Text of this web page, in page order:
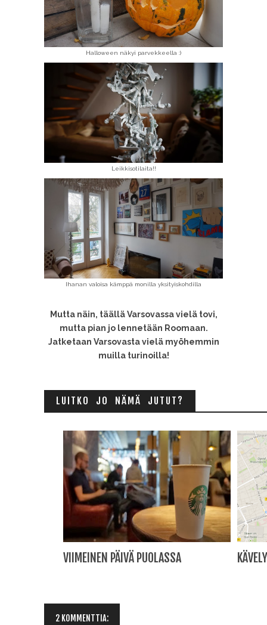
Halloween näkyi parvekkeella :)
Leikkisotilaita!!
Ihanan valoisa kämppä monilla yksityiskohdilla
Mutta näin, täällä Varsovassa vielä tovi,
mutta pian jo lennetään Roomaan.
Jatketaan Varsovasta vielä myöhemmin
muilla turinoilla!
LUITKO JO NÄMÄ JUTUT?
VIIMEINEN PÄIVÄ PUOLASSA
2 KOMMENTTIA: